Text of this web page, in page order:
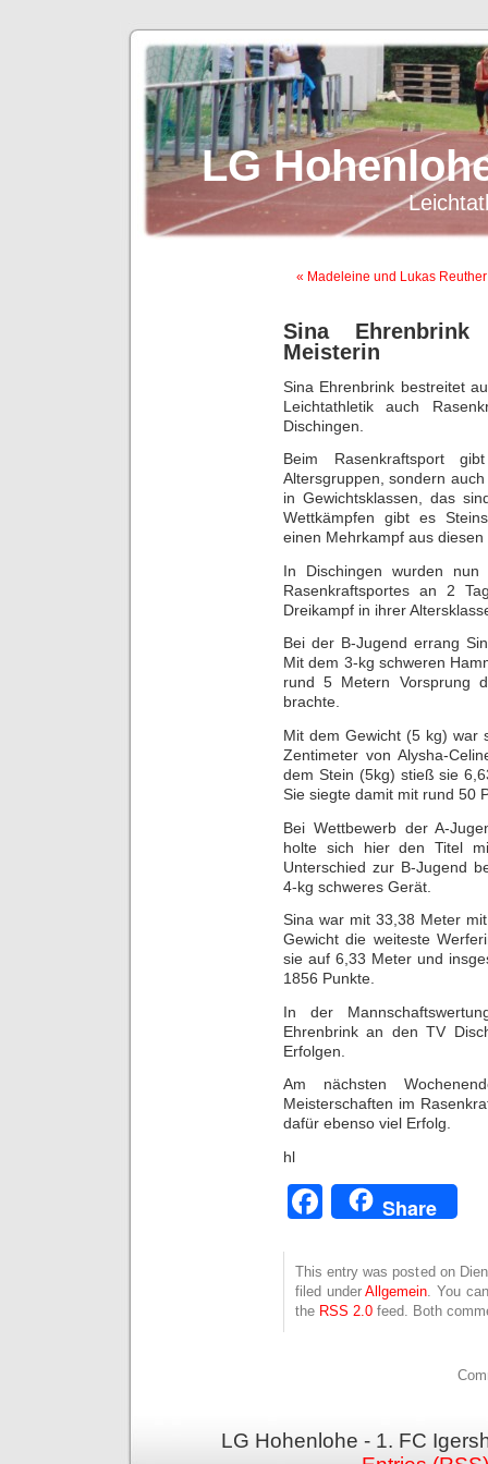
LG
« Madeleine und Lukas
Sina Ehrenbrink
Meisterin
Sina Ehrenbrink bestreitet
Leichtathletik auch
Dischingen.
Beim Rasenkraftsport
Altersgruppen, sondern
in Gewichtsklassen, das
Wettkämpfen gibt es
einen Mehrkampf aus
In Dischingen wurden nun
Rasenkraftsportes an 2
Dreikampf in ihrer
Bei der B-Jugend errang
Mit dem 3-kg schweren
rund 5 Metern Vorsprung
brachte.
Mit dem Gewicht (5 kg) war
Zentimeter von Alysha-
dem Stein (5kg) stieß sie
Sie siegte damit mit rund 50
Bei Wettbewerb der A-
holte sich hier den Titel
Unterschied zur B-Jugend
4-kg schweres Gerät.
Sina war mit 33,38 Meter
Gewicht die weiteste
sie auf 6,33 Meter und
1856 Punkte.
In der
Ehrenbrink an den TV
Erfolgen.
Am nächsten
Meisterschaften im
dafür ebenso viel Erfolg.
hl
Facebook
Share
This entry was posted on
filed underAllgemein . You
the RSS 2.0 feed. Both
LG Hohenlohe - 1. FC